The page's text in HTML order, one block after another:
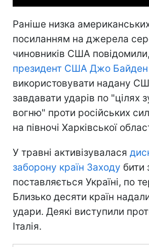
Раніше низка
посиланням на джерела
чиновників США
президент США Джо Байден
використовувати надану
завдавати ударів по "цілях
вогню" проти російських
на півночі Харківської
У травні активізувалася
заборону країн Заходу бити
поставляється Україні, по
Близько десяти країн
удари. Деякі виступили
Італія.